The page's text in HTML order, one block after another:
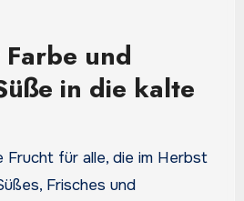
und
in die kalte
Frucht für alle, die im Herbst
Frisches und